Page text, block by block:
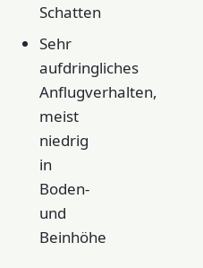
Schatten
Sehr
aufdringliches
Anflugverhalten,
meist
niedrig
in
Boden-
und
Beinhöhe